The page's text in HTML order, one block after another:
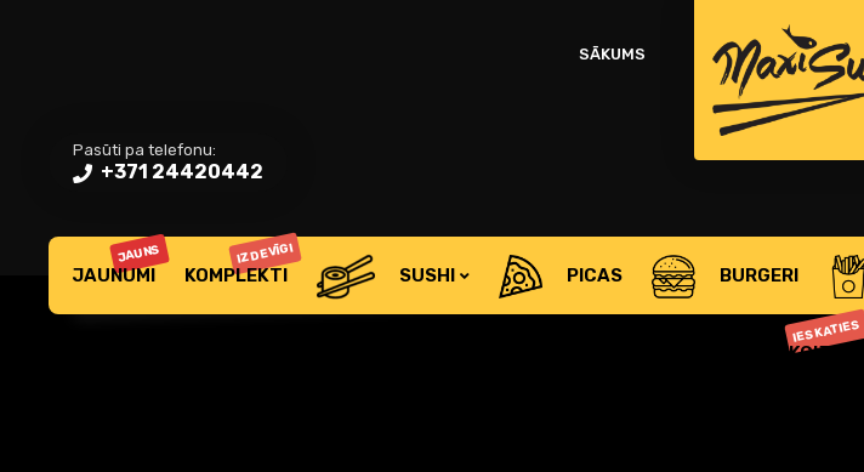
SĀKUMS
Pasūti pa telefonu:
+371 24420442
ATCERĒTIES MANI
JAUNUMI
JAUNS
KOMPLEKTI
IZDEVĪGI
SUSHI PICAS BURGERI
AKCIJAS
IESKATIES